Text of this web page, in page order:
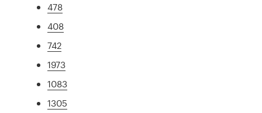
478
408
742
1973
1083
1305